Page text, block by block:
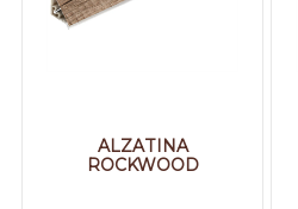
ALZATINA
ROCKWOOD